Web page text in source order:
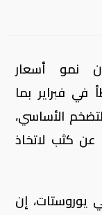
نمو أسعار
في فبراير بما
الأساسي،
عن كثب لاتخاذ
يوروستات، إن